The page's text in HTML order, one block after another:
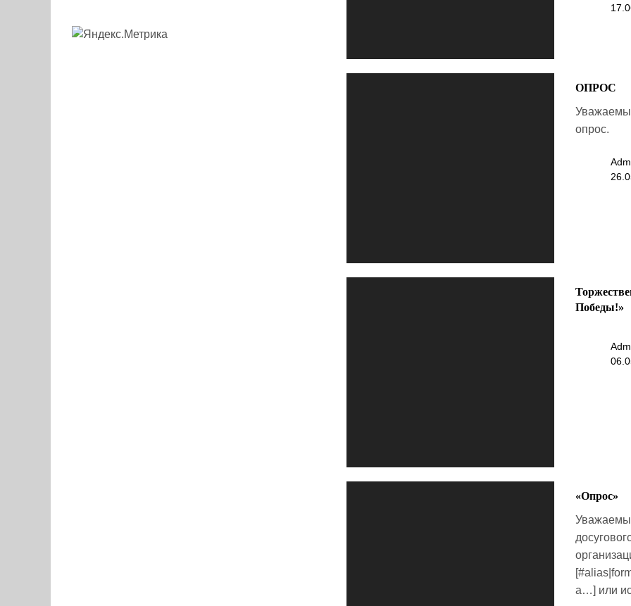
ОПРОС
опрос.
Победы!»
«Опрос»
a…] или